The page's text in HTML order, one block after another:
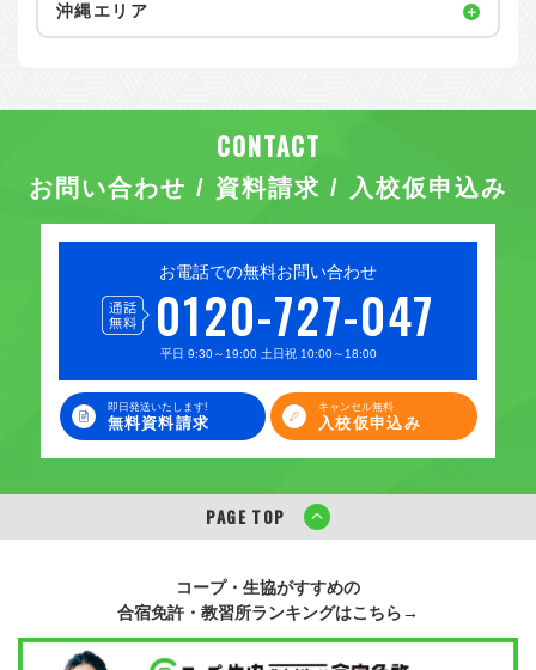
お問い合わせ / 資料請求 / 入校仮申込み
お電話での無料お問い合わせ
0120-727-047
平日 9:30～19:00 土日祝 10:00～18:00
即日発送いたします!
無料資料請求
キャンセル無料
入校仮申込み
沖縄エリア
PAGE TOP
コープ・生協がすすめの
合宿免許・教習所ランキングはこちら→